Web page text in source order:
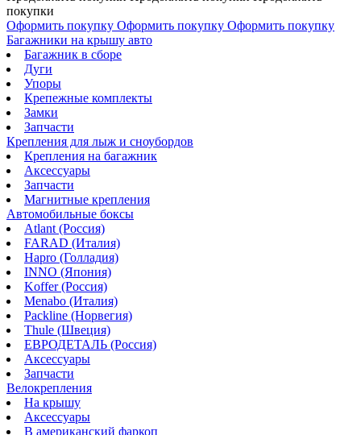
покупки
Оформить покупку Оформить покупку Оформить покупку
Багажники на крышу авто
Багажник в сборе
Дуги
Упоры
Крепежные комплекты
Замки
Запчасти
Крепления для лыж и сноубордов
Крепления на багажник
Аксессуары
Запчасти
Магнитные крепления
Автомобильные боксы
Atlant (Россия)
FARAD (Италия)
Hapro (Голладия)
INNO (Япония)
Koffer (Россия)
Menabo (Италия)
Packline (Норвегия)
Thule (Швеция)
ЕВРОДЕТАЛЬ (Россия)
Аксессуары
Запчасти
Велокрепления
На крышу
Аксессуары
В американский фаркоп